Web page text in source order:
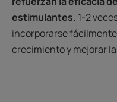
estimulantes. 1-2
incorporarse
crecimiento y mejorar